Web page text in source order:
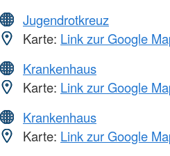
Jugendrotkreuz
Karte: Link zur Google
Krankenhaus
Karte: Link zur Google
Krankenhaus
Karte: Link zur Google